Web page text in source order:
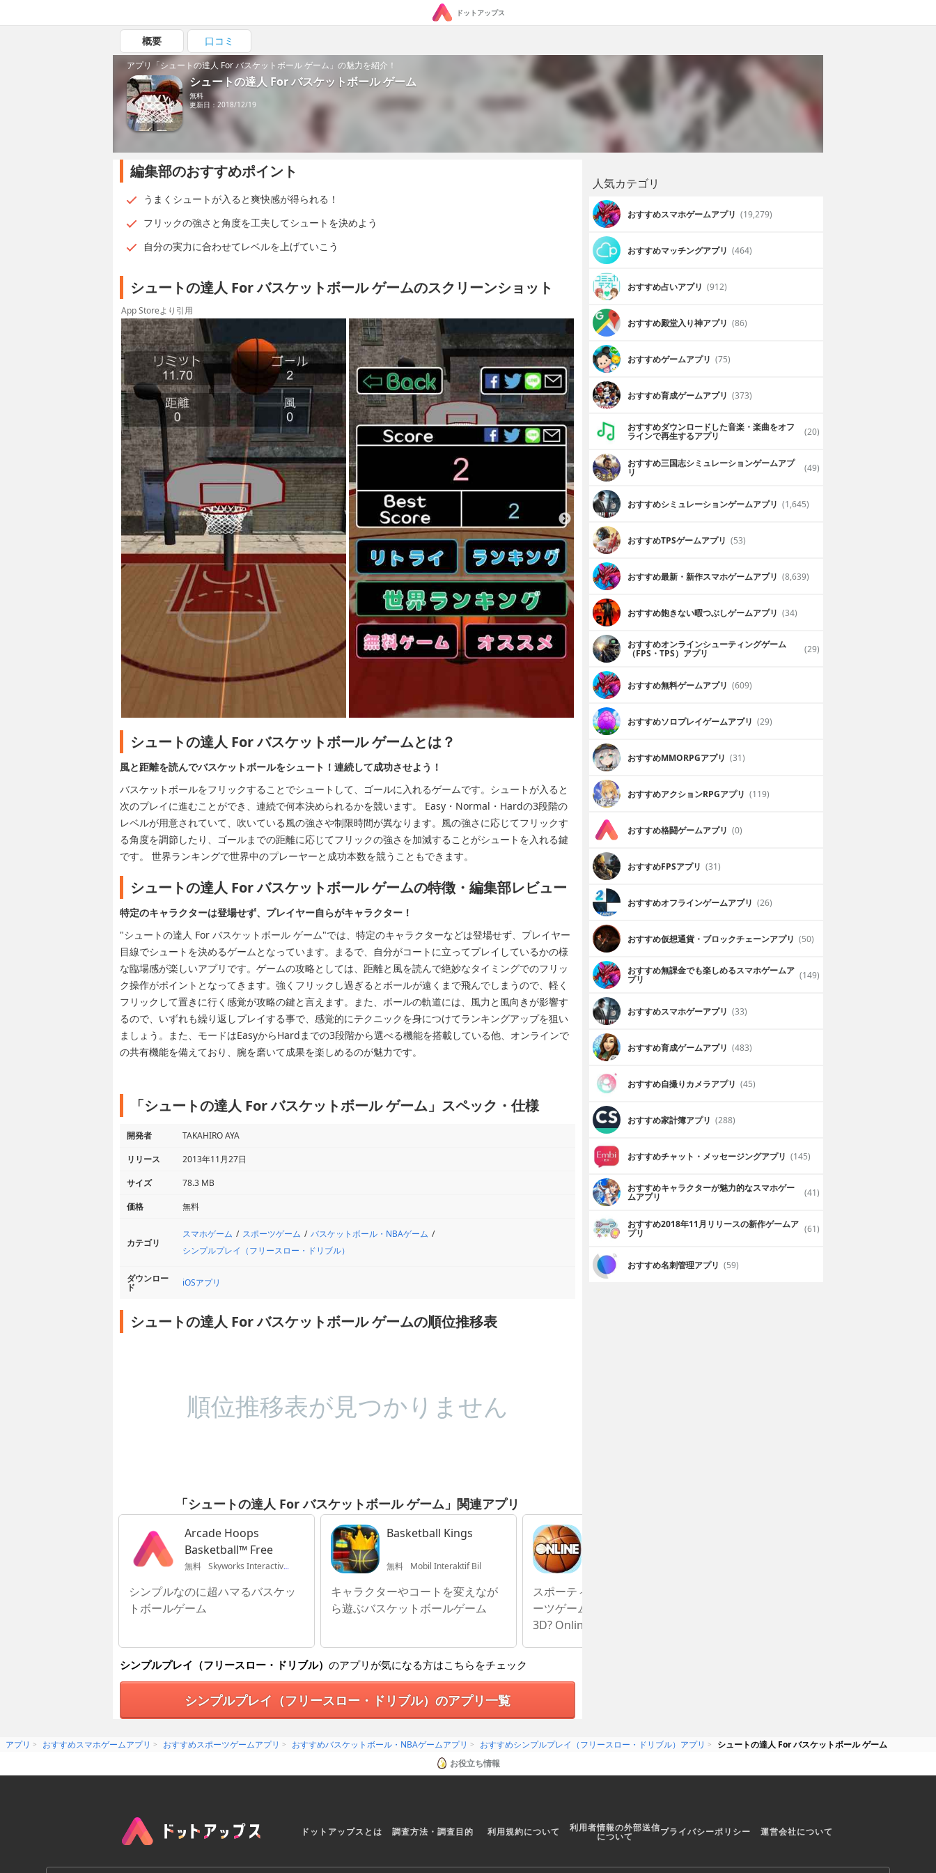
ドットアップス
概要 口コミ
アプリ「シュートの達人 For バスケットボール ゲーム」の魅力を紹介！
シュートの達人 For バスケットボール ゲーム
無料
更新日：2018/12/19
編集部のおすすめポイント
うまくシュートが入ると爽快感が得られる！
フリックの強さと角度を工夫してシュートを決めよう
自分の実力に合わせてレベルを上げていこう
シュートの達人 For バスケットボール ゲームのスクリーンショット
App Storeより引用
シュートの達人 For バスケットボール ゲームとは？
風と距離を読んでバスケットボールをシュート！連続して成功させよう！
バスケットボールをフリックすることでシュートして、ゴールに入れるゲームです。シュートが入ると
次のプレイに進むことができ、連続で何本決められるかを競います。 Easy・Normal・Hardの3段階の
レベルが用意されていて、吹いている風の強さや制限時間が異なります。風の強さに応じてフリックす
る角度を調節したり、ゴールまでの距離に応じてフリックの強さを加減することがシュートを入れる鍵
です。 世界ランキングで世界中のプレーヤーと成功本数を競うこともできます。
シュートの達人 For バスケットボール ゲームの特徴・編集部レビュー
特定のキャラクターは登場せず、プレイヤー自らがキャラクター！
"シュートの達人 For バスケットボール ゲーム"では、特定のキャラクターなどは登場せず、プレイヤー
目線でシュートを決めるゲームとなっています。まるで、自分がコートに立ってプレイしているかの様
な臨場感が楽しいアプリです。ゲームの攻略としては、距離と風を読んで絶妙なタイミングでのフリッ
ク操作がポイントとなってきます。強くフリックし過ぎるとボールが遠くまで飛んでしまうので、軽く
フリックして置きに行く感覚が攻略の鍵と言えます。また、ボールの軌道には、風力と風向きが影響す
るので、いずれも繰り返しプレイする事で、感覚的にテクニックを身につけてランキングアップを狙い
ましょう。また、モードはEasyからHardまでの3段階から選べる機能を搭載している他、オンラインで
の共有機能を備えており、腕を磨いて成果を楽しめるのが魅力です。
「シュートの達人 For バスケットボール ゲーム」スペック・仕様
開発者
TAKAHIRO AYA
リリース
2013年11月27日
サイズ
78.3 MB
価格
無料
カテゴリ
スマホゲーム スポーツゲーム
バスケットボール・NBAゲーム
シンプルプレイ（フリースロー・ドリブル）
ダウンロー
ド iOSアプリ
シュートの達人 For バスケットボール ゲームの順位推移表
順位推移表が見つかりません
「シュートの達人 For バスケットボール ゲーム」関連アプリ
Arcade Hoops
Basketball™ Free
無料 Skyworks Interactive
シンプルなのに超ハマるバスケッ
トボールゲーム
Basketball Kings
無料 Mobil Interaktif Bil
キャラクターやコートを変えなが
ら遊ぶバスケットボールゲーム
スポーティーな画面が魅力のスポ
ーツゲーム・Basketball Shots
3D? Online
シンプルプレイ（フリースロー・ドリブル） のアプリが気になる方はこちらをチェック
シンプルプレイ（フリースロー・ドリブル）のアプリ一覧
人気カテゴリ
おすすめスマホゲームアプリ (19,279)
おすすめマッチングアプリ (464)
おすすめ占いアプリ (912)
おすすめ殿堂入り神アプリ (86)
おすすめゲームアプリ (75)
おすすめ育成ゲームアプリ (373)
おすすめダウンロードした音楽・楽曲をオフ
ラインで再生するアプリ (20)
おすすめ三国志シミュレーションゲームアプ
リ (49)
おすすめシミュレーションゲームアプリ (1,645)
おすすめTPSゲームアプリ (53)
おすすめ最新・新作スマホゲームアプリ (8,639)
おすすめ飽きない暇つぶしゲームアプリ (34)
おすすめオンラインシューティングゲーム
（FPS・TPS）アプリ (29)
おすすめ無料ゲームアプリ (609)
おすすめソロプレイゲームアプリ (29)
おすすめ MMORPGアプリ (31)
おすすめアクションRPGアプリ (119)
おすすめ格闘ゲームアプリ (0)
おすすめFPSアプリ (31)
おすすめオフラインゲームアプリ (26)
おすすめ仮想通貨・ブロックチェーンアプリ (50)
おすすめ無課金でも楽しめるスマホゲームア
プリ (149)
おすすめスマホゲーアプリ (33)
おすすめ育成ゲームアプリ (483)
おすすめ自撮りカメラアプリ (45)
おすすめ家計簿アプリ (288)
おすすめチャット・メッセージングアプリ (145)
おすすめキャラクターが魅力的なスマホゲー
ムアプリ (41)
おすすめ2018年11月リリースの新作ゲームア
プリ (61)
おすすめ名刺管理アプリ (59)
アプリ おすすめスマホゲームアプリ おすすめスポーツゲームアプリ おすすめバスケットボール・NBAゲームアプリ おすすめシンプルプレイ（フリースロー・ドリブル）アプリ
シュートの達人 For バスケットボール ゲーム
お役立ち情報
ドットアップスとは 調査方法・調査目的 利用規約について 利用者情報の外部送信
について プライバシーポリシー 運営会社について